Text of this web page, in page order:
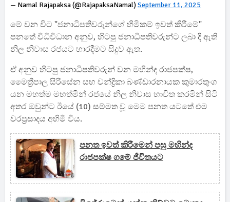
— Namal Rajapaksa (@RajapaksaNamal) September 11, 2025
මේ වන විට "ජනාධිපතිවරුන්ගේ හිමිකම් ඉවත් කිරීමේ"
පනතේ විධිවිධාන අනුව, හිටපු ජනාධිපතිවරුන්ට ලබා දී ඇති
නිල නිවාස රජයට භාරදීමට සිදුව ඇත.
ඒ අනුව හිටපු ජනාධිපතිවරුන් වන මහින්ද රාජපක්ෂ,
මෛත්‍රීපාල සිරිසේන සහ චන්ද්‍රිකා බණ්ඩාරනායක කුමාරතුංග
යන මහත්ම මහත්මීන් රජයේ නිල නිවාස භාවිත කරමින් සිටි
අතර ඔවුන්ට ඊයේ (10) සම්මත වූ මෙම පනත යටතේ එම
වරප්‍රසාදය අහිමි විය.
පනත ඉවත් කිරීමෙන් පසු මහින්ද
රාජපක්ෂ ගමේ ජීවිතයට